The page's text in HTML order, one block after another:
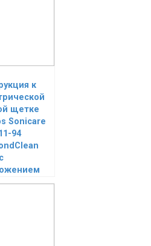
к
щетке
Sonicare
94